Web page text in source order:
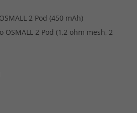
2 Pod (450 mAh)
OSMALL 2 Pod (1,2 ohm mesh, 2